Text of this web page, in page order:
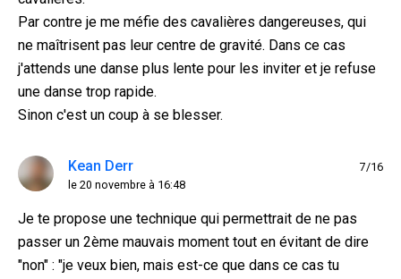
Par contre je me méfie des cavalières dangereuses, qui
ne maîtrisent pas leur centre de gravité. Dans ce cas
j'attends une danse plus lente pour les inviter et je refuse
une danse trop rapide.
Sinon c'est un coup à se blesser.
Kean Derr
le 20 novembre à 16:48
7/16
Je te propose une technique qui permettrait de ne pas
passer un 2ème mauvais moment tout en évitant de dire
"non" : "je veux bien, mais est-ce que dans ce cas tu